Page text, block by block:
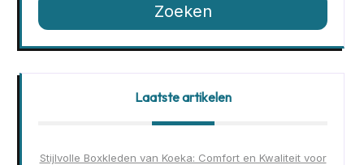
Zoeken
Laatste artikelen
Stijlvolle Boxkleden van Koeka: Comfort en Kwaliteit voor